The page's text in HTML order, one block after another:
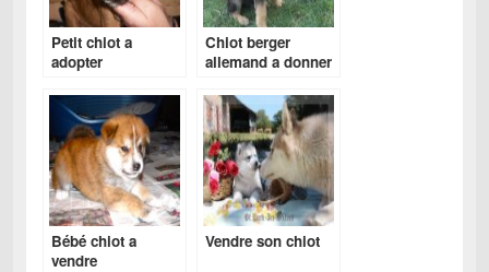
Petit chiot a
adopter
Chiot berger
allemand a donner
Bébé chiot a
vendre
Vendre son chiot